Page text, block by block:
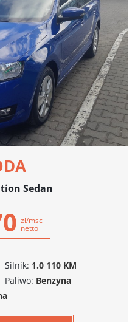
Sedan
zł/msc
netto
Silnik: 1.0 110 KM
Paliwo: Benzyna